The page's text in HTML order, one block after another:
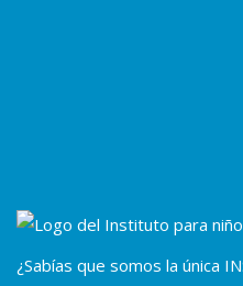
¿Sabías que somos la única